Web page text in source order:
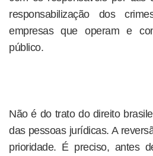
responsabilização dos
empresas que operam e
público.
Não é do trato do direito
das pessoas jurídicas. A
prioridade. É preciso, antes